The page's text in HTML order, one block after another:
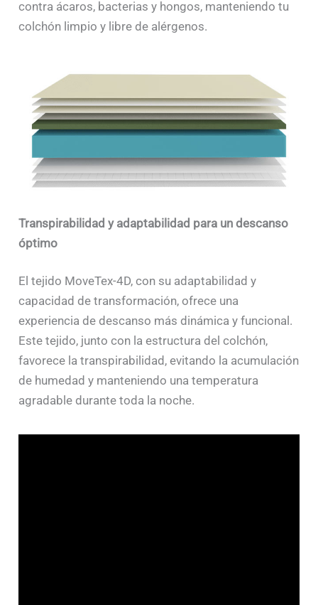
contra ácaros, bacterias y hongos, manteniendo tu
colchón limpio y libre de alérgenos.
Transpirabilidad y adaptabilidad para un descanso
óptimo
El tejido MoveTex-4D, con su adaptabilidad y
capacidad de transformación, ofrece una
experiencia de descanso más dinámica y funcional.
Este tejido, junto con la estructura del colchón,
favorece la transpirabilidad, evitando la acumulación
de humedad y manteniendo una temperatura
agradable durante toda la noche.